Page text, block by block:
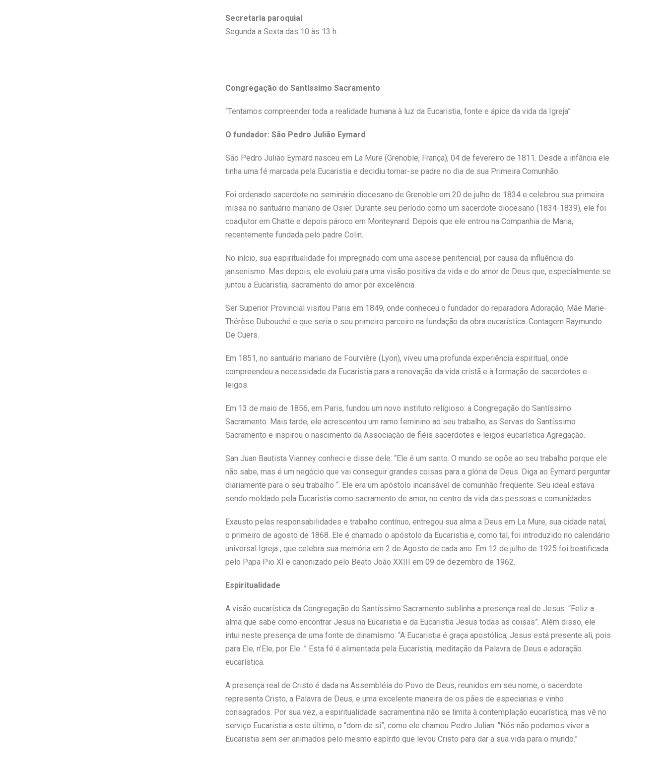
Secretaria paroquial
Segunda a Sexta das 10 às 13 h.
Congregação do Santíssimo Sacramento
“Tentamos compreender toda a realidade humana à luz da Eucaristia, fonte e ápice da vida da Igreja”
O fundador: São Pedro Julião Eymard
São Pedro Julião Eymard nasceu em La Mure (Grenoble, França), 04 de fevereiro de 1811. Desde a infância ele
tinha uma fé marcada pela Eucaristia e decidiu tornar-se padre no dia de sua Primeira Comunhão.
Foi ordenado sacerdote no seminário diocesano de Grenoble em 20 de julho de 1834 e celebrou sua primeira
missa no santuário mariano de Osier. Durante seu período como um sacerdote diocesano (1834-1839), ele foi
coadjutor em Chatte e depois pároco em Monteynard. Depois que ele entrou na Companhia de Maria,
recentemente fundada pelo padre Colin.
No início, sua espiritualidade foi impregnado com uma ascese penitencial, por causa da influência do
jansenismo. Mas depois, ele evoluiu para uma visão positiva da vida e do amor de Deus que, especialmente se
juntou a Eucaristia, sacramento do amor por excelência.
Ser Superior Provincial visitou Paris em 1849, onde conheceu o fundador do reparadora Adoração, Mãe Marie-
Thérèse Dubouché e que seria o seu primeiro parceiro na fundação da obra eucarística: Contagem Raymundo
De Cuers.
Em 1851, no santuário mariano de Fourvière (Lyon), viveu uma profunda experiência espiritual, onde
compreendeu a necessidade da Eucaristia para a renovação da vida cristã e à formação de sacerdotes e
leigos.
Em 13 de maio de 1856, em Paris, fundou um novo instituto religioso: a Congregação do Santíssimo
Sacramento. Mais tarde, ele acrescentou um ramo feminino ao seu trabalho, as Servas do Santíssimo
Sacramento e inspirou o nascimento da Associação de fiéis sacerdotes e leigos eucarística Agregação.
San Juan Bautista Vianney conheci e disse dele: “Ele é um santo. O mundo se opõe ao seu trabalho porque ele
não sabe, mas é um negócio que vai conseguir grandes coisas para a glória de Deus. Diga ao Eymard perguntar
diariamente para o seu trabalho “. Ele era um apóstolo incansável de comunhão freqüente. Seu ideal estava
sendo moldado pela Eucaristia como sacramento de amor, no centro da vida das pessoas e comunidades.
Exausto pelas responsabilidades e trabalho contínuo, entregou sua alma a Deus em La Mure, sua cidade natal,
o primeiro de agosto de 1868. Ele é chamado o apóstolo da Eucaristia e, como tal, foi introduzido no calendário
universal Igreja , que celebra sua memória em 2 de Agosto de cada ano. Em 12 de julho de 1925 foi beatificada
pelo Papa Pio XI e canonizado pelo Beato João XXIII em 09 de dezembro de 1962.
Espiritualidade
A visão eucarística da Congregação do Santíssimo Sacramento sublinha a presença real de Jesus: “Feliz a
alma que sabe como encontrar Jesus na Eucaristia e da Eucaristia Jesus todas as coisas”. Além disso, ele
intui neste presença de uma fonte de dinamismo: “A Eucaristia é graça apostólica; Jesus está presente ali, pois
para Ele, n’Ele, por Ele. ” Esta fé é alimentada pela Eucaristia, meditação da Palavra de Deus e adoração
eucarística.
A presença real de Cristo é dada na Assembléia do Povo de Deus, reunidos em seu nome, o sacerdote
representa Cristo, a Palavra de Deus, e uma excelente maneira de os pães de especiarias e vinho
consagrados. Por sua vez, a espiritualidade sacramentina não se limita à contemplação eucarística, mas vê no
serviço Eucaristia a este último, o “dom de si”, como ele chamou Pedro Julian. “Nós não podemos viver a
Eucaristia sem ser animados pelo mesmo espírito que levou Cristo para dar a sua vida para o mundo.”